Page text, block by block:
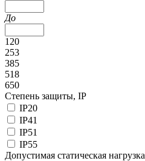
До
120
253
385
518
650
Степень защиты, IP
IP20
IP41
IP51
IP55
Допустимая статическая нагрузка